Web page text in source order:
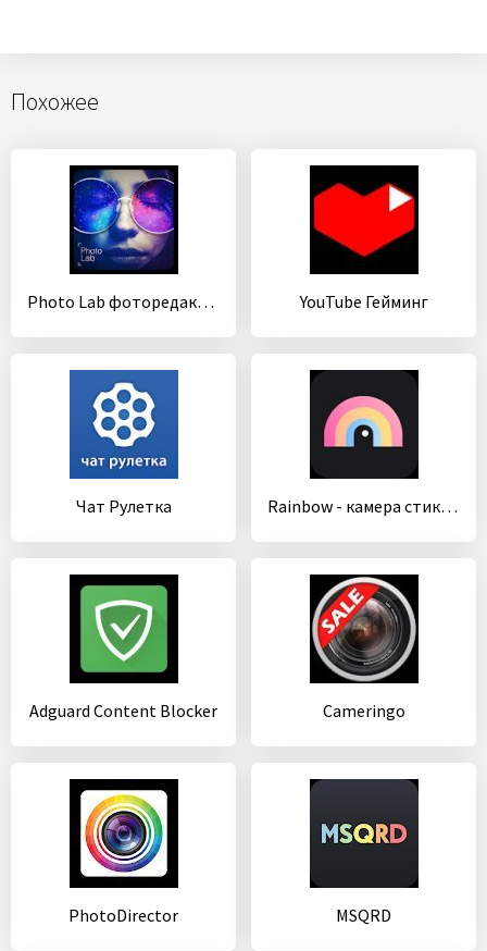
Похожее
Photo Lab фоторедактор: фото эффекты и арт фильтры YouTube Гейминг
Чат Рулетка Rainbow - камера стикера и фотофильтра
Adguard Content Blocker Cameringo
PhotoDirector MSQRD